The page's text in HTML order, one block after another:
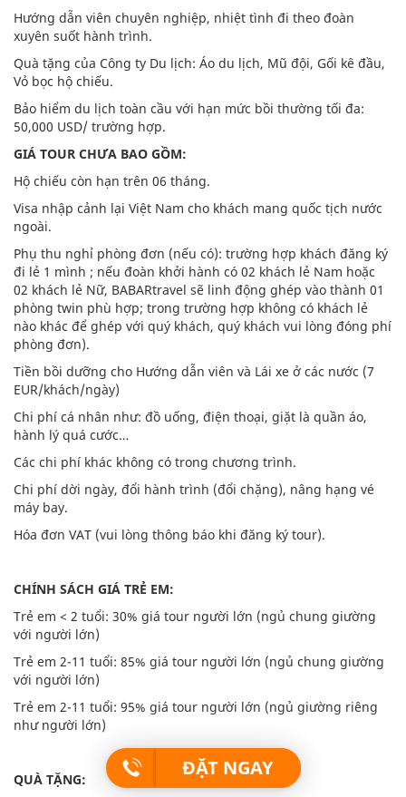
ĐẶT NGAY
Hướng dẫn viên chuyên nghiệp, nhiệt tình đi theo đoàn
xuyên suốt hành trình.
Quà tặng của Công ty Du lịch: Áo du lịch, Mũ đội, Gối kê đầu,
Vỏ bọc hộ chiếu.
Bảo hiểm du lịch toàn cầu với hạn mức bồi thường tối đa:
50,000 USD/ trường hợp.
GIÁ TOUR CHƯA BAO GỒM:
Hộ chiếu còn hạn trên 06 tháng.
Visa nhập cảnh lại Việt Nam cho khách mang quốc tịch nước
ngoài.
Phụ thu nghỉ phòng đơn (nếu có): trường hợp khách đăng ký
đi lẻ 1 mình ; nếu đoàn khởi hành có 02 khách lẻ Nam hoặc
02 khách lẻ Nữ, BABARtravel sẽ linh động ghép vào thành 01
phòng twin phù hợp; trong trường hợp không có khách lẻ
nào khác để ghép với quý khách, quý khách vui lòng đóng phí
phòng đơn).
Tiền bồi dưỡng cho Hướng dẫn viên và Lái xe ở các nước (7
EUR/khách/ngày)
Chi phí cá nhân như: đồ uống, điện thoại, giặt là quần áo,
hành lý quá cước…
Các chi phí khác không có trong chương trình.
Chi phí dời ngày, đổi hành trình (đổi chặng), nâng hạng vé
máy bay.
Hóa đơn VAT (vui lòng thông báo khi đăng ký tour).
CHÍNH SÁCH GIÁ TRẺ EM:
Trẻ em < 2 tuổi: 30% giá tour người lớn (ngủ chung giường
với người lớn)
Trẻ em 2-11 tuổi: 85% giá tour người lớn (ngủ chung giường
với người lớn)
Trẻ em 2-11 tuổi: 95% giá tour người lớn (ngủ giường riêng
như người lớn)
QUÀ TẶNG: